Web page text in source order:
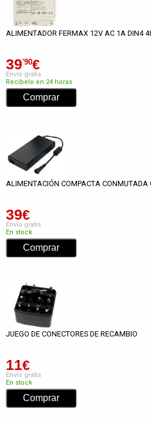
ALIMENTADOR FERMAX 12V AC 1A DIN4
39'90€
Envío gratis
Recíbelo en 24 horas
ALIMENTACIÓN COMPACTA CONMUTADA
39€
Envío gratis
En stock
JUEGO DE CONECTORES DE RECAMBIO
11€
Envío gratis
En stock